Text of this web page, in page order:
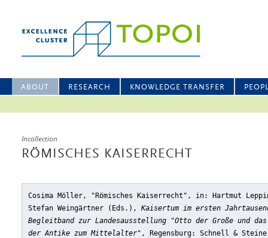
ABOUT RESEARCH KNOWLEDGE TRANSFER
Incollection
RÖMISCHES KAISERRECHT
Cosima Möller, "Römisches Kaiserrecht" , in: Hartmut
Stefan Weingärtner (Eds.), Kaisertum im ersten
Begleitband zur Landesausstellung "Otto der Große und
der Antike zum Mittelalter" , Regensburg: Schnell &